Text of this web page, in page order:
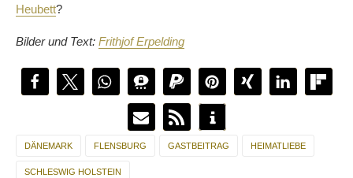
Heubett?
Bilder und Text: Frithjof Erpelding
DÄNEMARK FLENSBURG GASTBEITRAG HEIMATLIEBE
SCHLESWIG HOLSTEIN